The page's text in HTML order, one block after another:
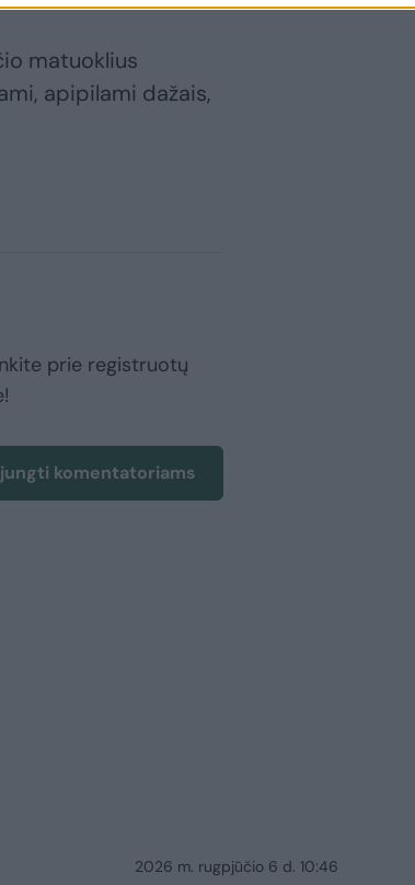
matuoklius
apipilami dažais,
prie registruotų
komentatoriams
2026 m. rugpjūčio 6 d. 10:46